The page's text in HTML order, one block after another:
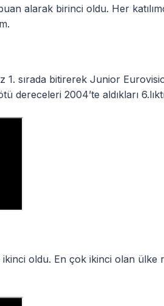
alarak birinci oldu. Her
1. sırada bitirerek Junior
dereceleri 2004’te aldıkları
ikinci oldu. En çok ikinci olan ülke